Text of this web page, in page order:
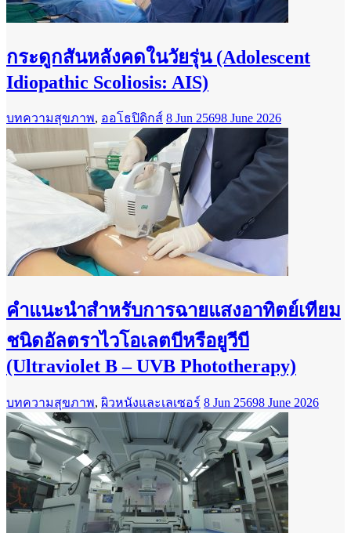
กระดูกสันหลังคดในวัยรุ่น (Adolescent
Idiopathic Scoliosis: AIS)
บทความสุขภาพ, ออโธปิดิกส์ 8 Jun 25698 June 2026
คำแนะนำสำหรับการฉายแสงอาทิตย์เทียม
ชนิดอัลตราไวโอเลตบีหรือยูวีบี
(Ultraviolet B – UVB Phototherapy)
บทความสุขภาพ, ผิวหนังและเลเซอร์ 8 Jun 25698 June 2026